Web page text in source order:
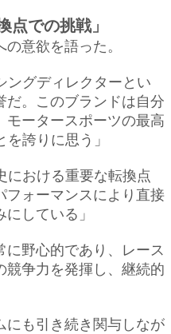
点での挑戦」
意欲を語った。
ングディレクターとい
だ。このブランドは自分
モータースポーツの最高
誇りに思う」
における重要な転換点
フォーマンスにより直接
している」
に野心的であり、レース
競争力を発揮し、継続的
にも引き続き関与しなが